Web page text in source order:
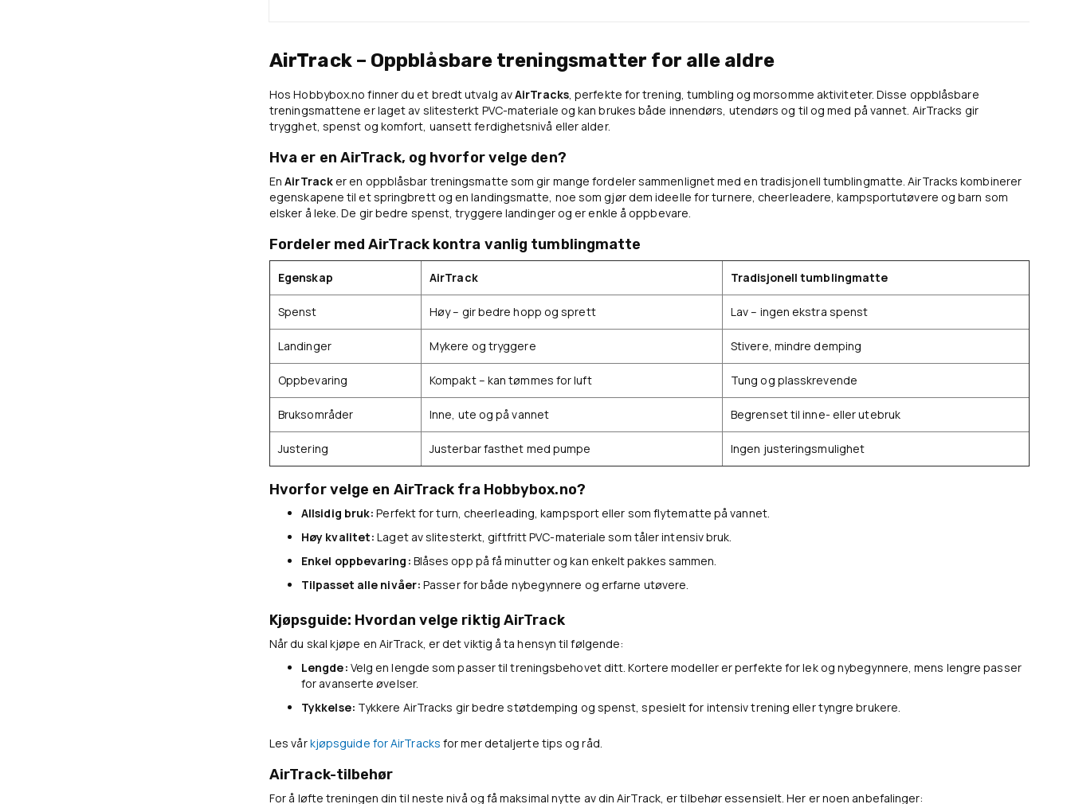
AirTrack – Oppblåsbare treningsmatter for alle aldre
Hos Hobbybox.no finner du et bredt utvalg avAirTracks, perfekte for trening, tumbling og morsomme aktiviteter. Disse oppblåsbare
treningsmattene er laget av slitesterkt PVC-materiale og kan brukes både innendørs, utendørs og til og med på vannet. AirTracks gir
trygghet, spenst og komfort, uansett ferdighetsnivå eller alder.
Hva er en AirTrack, og hvorfor velge den?
EnAirTrack er en oppblåsbar treningsmatte som gir mange fordeler sammenlignet med en tradisjonell tumblingmatte. AirTracks kombinerer
egenskapene til et springbrett og en landingsmatte, noe som gjør dem ideelle for turnere, cheerleadere, kampsportutøvere og barn som
elsker å leke. De gir bedre spenst, tryggere landinger og er enkle å oppbevare.
Fordeler med AirTrack kontra vanlig tumblingmatte
Egenskap AirTrack Tradisjonell tumblingmatte
Spenst Høy – gir bedre hopp og sprett Lav – ingen ekstra spenst
Landinger Mykere og tryggere Stivere, mindre demping
Oppbevaring Kompakt – kan tømmes for luft Tung og plasskrevende
Bruksområder Inne, ute og på vannet Begrenset til inne- eller utebruk
Justering Justerbar fasthet med pumpe Ingen justeringsmulighet
Hvorfor velge en AirTrack fra Hobbybox.no?
Allsidig bruk: Perfekt for turn, cheerleading, kampsport eller som flytematte på vannet.
Høy kvalitet: Laget av slitesterkt, giftfritt PVC-materiale som tåler intensiv bruk.
Enkel oppbevaring: Blåses opp på få minutter og kan enkelt pakkes sammen.
Tilpasset alle nivåer: Passer for både nybegynnere og erfarne utøvere.
Kjøpsguide: Hvordan velge riktig AirTrack
Når du skal kjøpe en AirTrack, er det viktig å ta hensyn til følgende:
Lengde: Velg en lengde som passer til treningsbehovet ditt. Kortere modeller er perfekte for lek og nybegynnere, mens lengre passer
for avanserte øvelser.
Tykkelse: Tykkere AirTracks gir bedre støtdemping og spenst, spesielt for intensiv trening eller tyngre brukere.
Les vårkjøpsguide for AirTracks for mer detaljerte tips og råd.
AirTrack-tilbehør
For å løfte treningen din til neste nivå og få maksimal nytte av din AirTrack, er tilbehør essensielt. Her er noen anbefalinger: